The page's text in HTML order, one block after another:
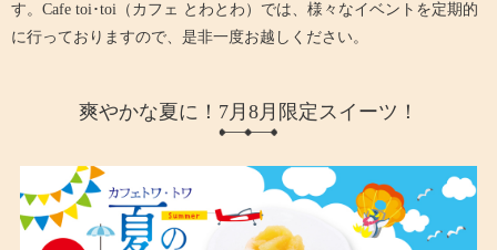
す。Cafe toi･toi（カフェ とわとわ）では、様々なイベントを定期的
に行っておりますので、是非一度お越しください。
爽やかな夏に！7月8月限定スイーツ！